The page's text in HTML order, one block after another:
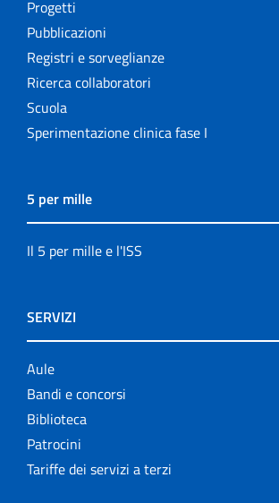
Progetti
Pubblicazioni
Registri e sorveglianze
Ricerca collaboratori
Scuola
Sperimentazione clinica fase I
5 per mille
Il 5 per mille e l'ISS
SERVIZI
Aule
Bandi e concorsi
Biblioteca
Patrocini
Tariffe dei servizi a terzi